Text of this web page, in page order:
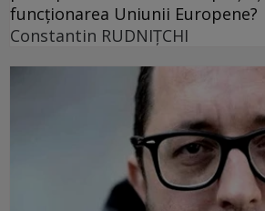
funcționarea Uniunii Europene?
Constantin RUDNIŢCHI